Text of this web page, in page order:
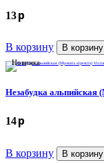
13p
В корзину В корзину
Новинка
Незабудка альпийская
14p
В корзину В корзину